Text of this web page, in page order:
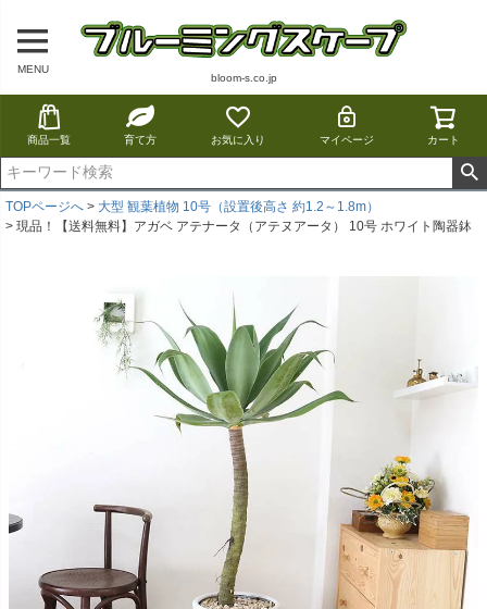
MENU
bloom-s.co.jp
商品一覧 育て方 お気に入り マイページ カート
TOPページへ
大型 観葉植物 10号（設置後高さ 約1.2～1.8m）
現品！【送料無料】アガベ アテナータ（アテヌアータ） 10号 ホワイト陶器鉢